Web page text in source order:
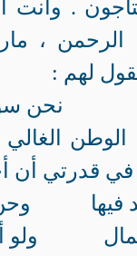
. وأنت
،
لهم :
نحن
في قدرتي
وحن
بمال ولو